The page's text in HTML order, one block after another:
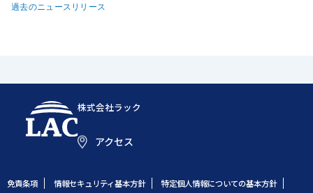
過去のニュースリリース
株式会社ラック
アクセス
免責条項 情報セキュリティ基本方針 特定個人情報についての基本方針